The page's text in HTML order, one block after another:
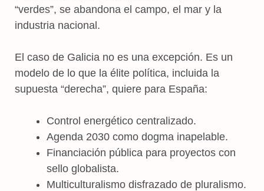
“verdes”, se abandona el campo, el mar y la
industria nacional.
El caso de Galicia no es una excepción. Es un
modelo de lo que la élite política, incluida la
supuesta “derecha”, quiere para España:
Control energético centralizado.
Agenda 2030 como dogma inapelable.
Financiación pública para proyectos con
sello globalista.
Multiculturalismo disfrazado de pluralismo.